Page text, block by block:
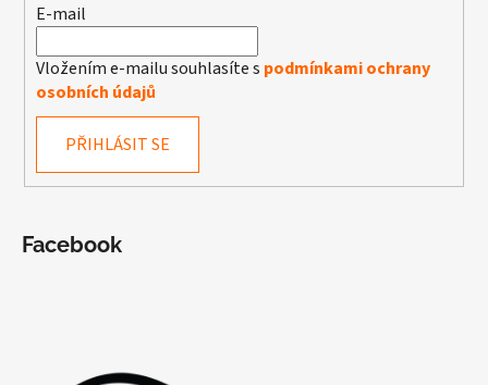
E-mail
Vložením e-mailu souhlasíte s podmínkami ochrany
osobních údajů
PŘIHLÁSIT SE
Facebook